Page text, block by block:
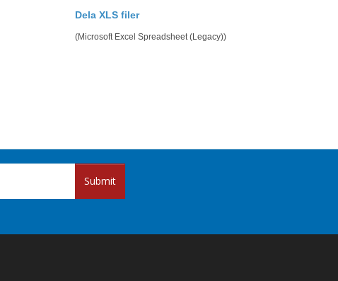
Dela XLS filer
(Microsoft Excel Spreadsheet (Legacy))
Submit